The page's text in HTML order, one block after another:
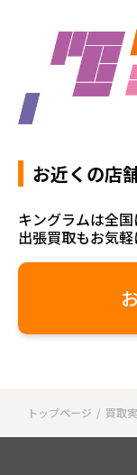
お近くの店
キングラムは全国
出張買取もお気軽
トップページ 買取